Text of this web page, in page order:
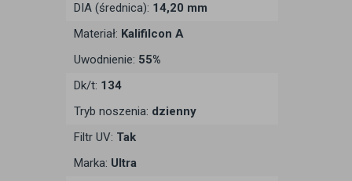
DIA (średnica): 14,20 mm
Materiał: Kalifilcon A
Uwodnienie: 55%
Dk/t: 134
Tryb noszenia: dzienny
Filtr UV: Tak
Marka: Ultra